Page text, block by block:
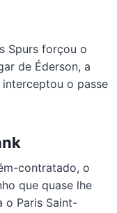
Spurs forçou o
de Éderson, a
o passe
contratado, o
que quase lhe
o Paris Saint-